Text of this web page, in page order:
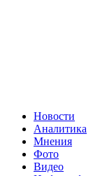
Новости
Аналитика
Мнения
Фото
Видео